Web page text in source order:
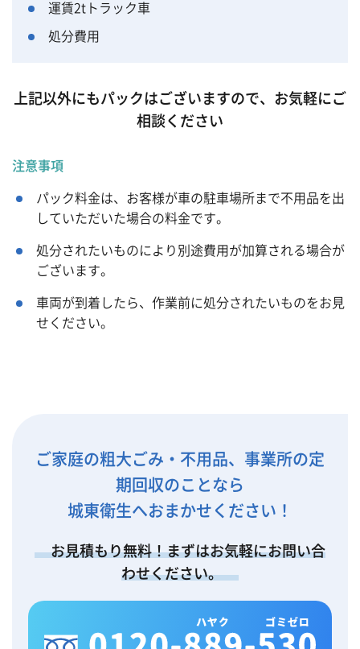
運賃2tトラック車
処分費用
上記以外にもパックはございますので、お気軽にご
相談ください
注意事項
パック料金は、お客様が車の駐車場所まで不用品を出
していただいた場合の料金です。
処分されたいものにより別途費用が加算される場合が
ございます。
車両が到着したら、作業前に処分されたいものをお見
せください。
ご家庭の粗大ごみ・不用品、事業所の定
期回収のことなら
城東衛生へおまかせください！
お見積もり無料！まずはお気軽にお問い合
わせください。